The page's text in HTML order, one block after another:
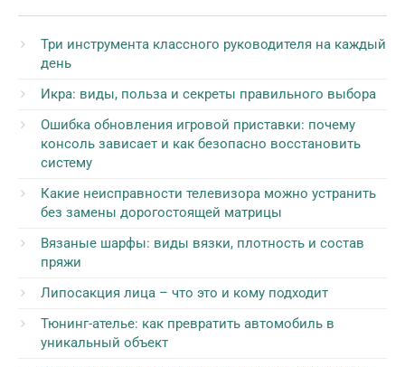
Три инструмента классного руководителя на каждый
день
Икра: виды, польза и секреты правильного выбора
Ошибка обновления игровой приставки: почему
консоль зависает и как безопасно восстановить
систему
Какие неисправности телевизора можно устранить
без замены дорогостоящей матрицы
Вязаные шарфы: виды вязки, плотность и состав
пряжи
Липосакция лица – что это и кому подходит
Тюнинг-ателье: как превратить автомобиль в
уникальный объект